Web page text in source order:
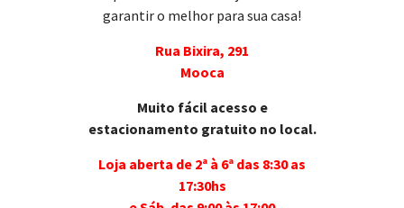
garantir o melhor para sua casa!
Rua Bixira, 291
Mooca
Muito fácil acesso e
estacionamento gratuito no local.
Loja aberta de 2ª à 6ª das 8:30 as
17:30hs